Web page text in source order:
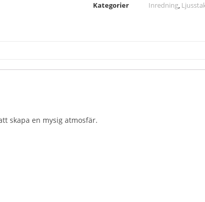
Kategorier
Inredning,
skapa en mysig atmosfär.